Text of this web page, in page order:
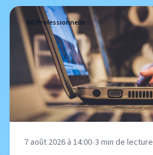
RC Professionnelle
7 août 2026 à 14:00•3 min de lecture